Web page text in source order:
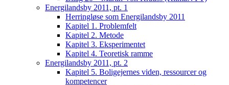
Energilandsby 2011, pt. 1
Herringløse som Energilandsby 2011
Kapitel 1. Problemfelt
Kapitel 2. Metode
Kapitel 3. Eksperimentet
Kapitel 4. Teoretisk ramme
Energilandsby 2011, pt. 2
Kapitel 5. Boligejernes viden, ressourcer og
kompetencer